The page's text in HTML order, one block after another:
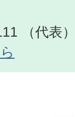
（代表